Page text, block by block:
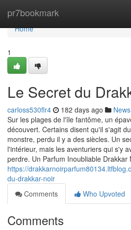
pr7bookmark
Home
Home
1
Le Secret du
carloss530flr4 182 days ago News
Sur les plages de l'île fantôme, un
découvert. Certains disent qu'il s'agit
monstre, perdu il y a des siècles. Un
l'intérieur, mais les aventuriers qui s'y
perdre. Un Parfum Inoubliable Drakkar
https://
du-drakkar-noir
Comments
Who Upvoted
Comments